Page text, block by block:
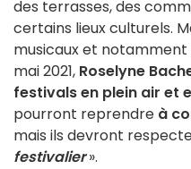
des terrasses, des
certains lieux culturels.
musicaux et notamment
mai 2021, Roselyne
festivals en plein air et
pourront reprendre à
mais ils devront
festivalier ».